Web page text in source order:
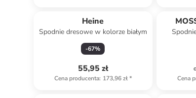
Heine
Spodnie dresowe w kolorze białym
-67%
55,95 zł
Cena producenta: 173,96 zł* Cena